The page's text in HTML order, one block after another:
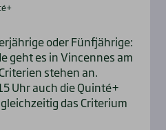
oder Fünfjährige:
geht es in Vincennes am
stehen an.
Uhr auch die Quinté+
das Criterium